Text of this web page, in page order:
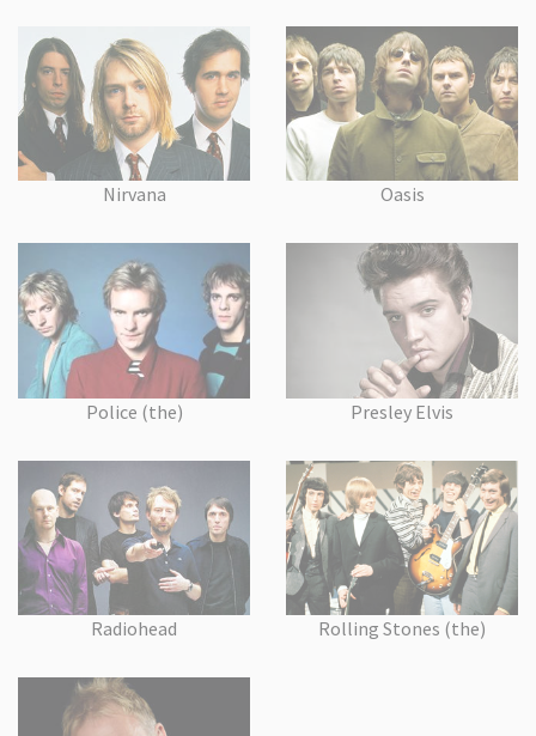
Nirvana Oasis
Police (the) Presley Elvis
Radiohead Rolling Stones (the)